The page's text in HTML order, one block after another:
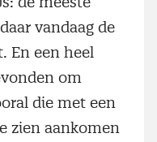
vandaag de
En een heel
om
die met een
zien aankomen